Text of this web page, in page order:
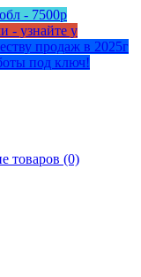
- 7500р
- узнайте у
продаж в 2025г
под ключ!
товаров (0)